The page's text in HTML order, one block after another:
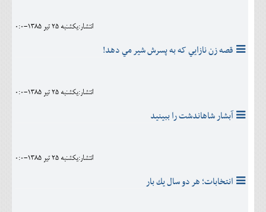
انتشار:يکشنبه 25 تير 1385-0:0
قصه زن نازايي که به پسرش شير مي دهد!
انتشار:يکشنبه 25 تير 1385-0:0
آبشار شاهاندشت را ببينيد
انتشار:يکشنبه 25 تير 1385-0:0
انتخابات؛ هر دو سال يك بار